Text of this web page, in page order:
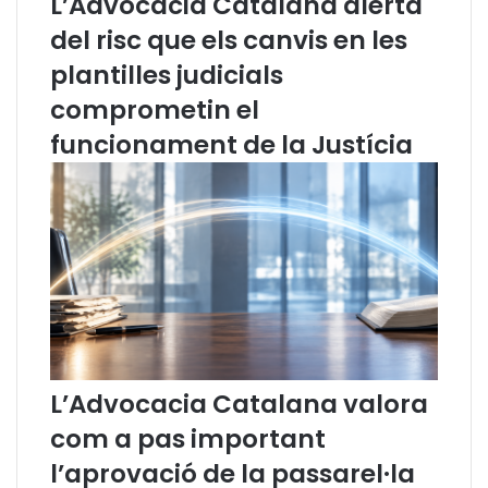
t
a
a
a
p
a
r
t
i
c
i
p
a
e
e
s
a
j
u
r
c
l
a
t
e
n
ó
a
del risc que els canvis en les
plantilles judicials
comprometin el
funcionament de la Justícia
L’Advocacia Catalana valora
com a pas important
l’aprovació de la passarel·la